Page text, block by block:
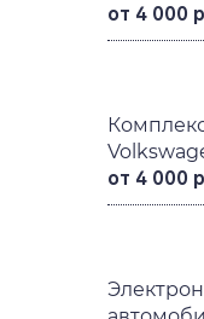
от 4 000
от 4 000